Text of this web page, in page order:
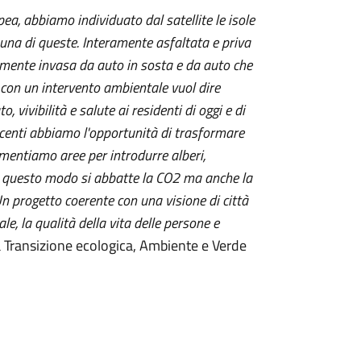
abbiamo individuato dal satellite le isole
di queste. Interamente asfaltata e priva
invasa da auto in sosta e da auto che
un intervento ambientale vuol dire
vivibilità e salute ai residenti di oggi e di
abbiamo l'opportunità di trasformare
aree per introdurre alberi,
modo si abbatte la CO2 ma anche la
progetto coerente con una visione di città
la qualità della vita delle persone e
ecologica, Ambiente e Verde